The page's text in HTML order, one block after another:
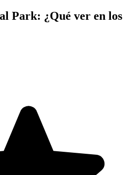
Park: ¿Qué ver en los